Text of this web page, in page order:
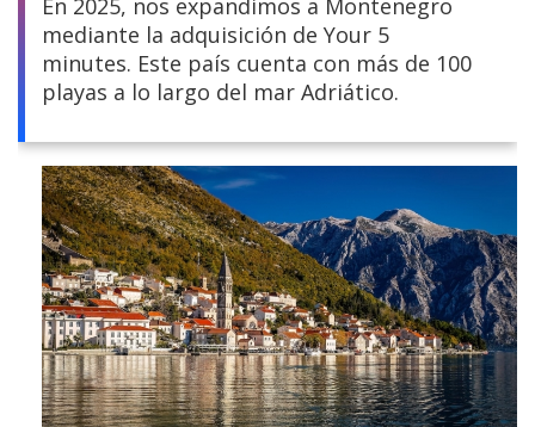
Centroamérica
Sudamérica
Europa y África
Asia
En 2025, nos expandimos a Montenegro
mediante la adquisición de Your 5
minutes. Este país cuenta con más de 100
playas a lo largo del mar Adriático.